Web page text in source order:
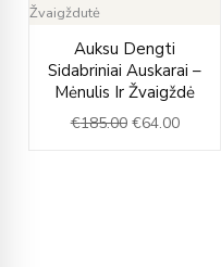
Auksu Dengti
Sidabriniai Auskarai –
Mėnulis Ir Žvaigždė
€185.00
price
was:
€185.00.
€64.00
is:
€64.00.